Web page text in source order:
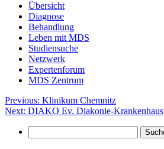
Übersicht
Diagnose
Behandlung
Leben mit MDS
Studiensuche
Netzwerk
Expertenforum
MDS Zentrum
Beitragsnavigation
Previous: Klinikum Chemnitz
Next: DIAKO Ev. Diakonie-Krankenhaus
nach: